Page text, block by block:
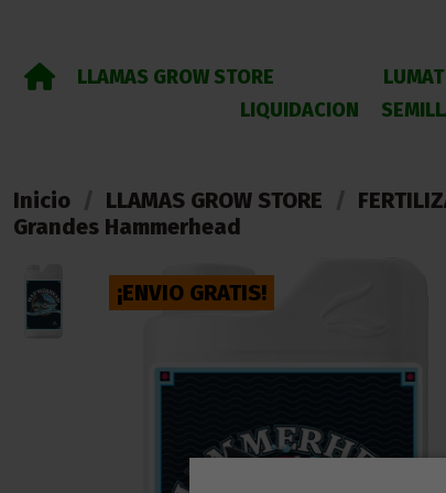
LLAMAS GROW STORE
LIQUIDACION
Inicio LLAMAS GROW STORE
Grandes Hammerhead
¡ENVIO GRATIS!